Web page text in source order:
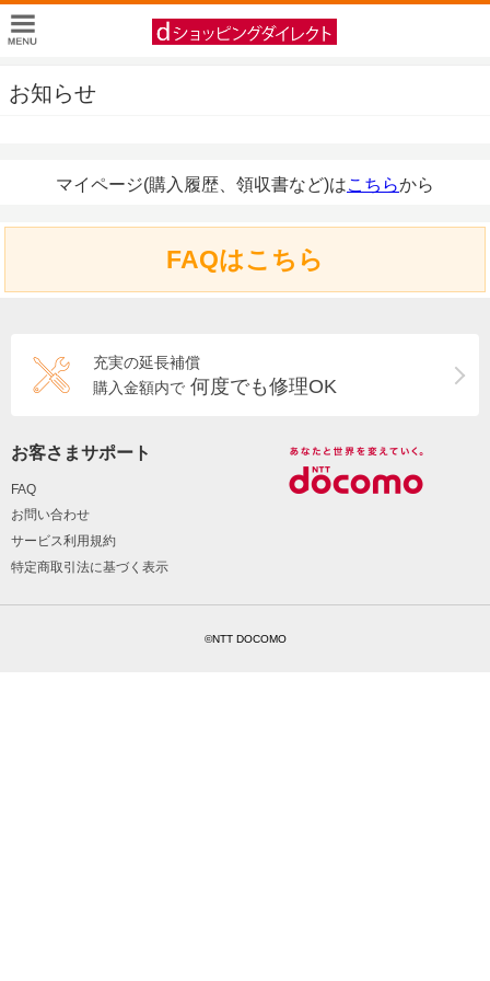
お知らせ
マイページ(購入履歴、領収書など)はこちらから
FAQはこちら
充実の延長補償
購入金額内で 何度でも修理OK
お客さまサポート
FAQ
お問い合わせ
サービス利用規約
特定商取引法に基づく表示
©NTT DOCOMO